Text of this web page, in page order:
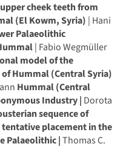
cheek teeth from
(El Kowm, Syria) | Hani
Palaeolithic
| Fabio Wegmüller
model of the
Hummal (Central Syria)
Hummal (Central
Industry | Dorota
sequence of
placement in the
Palaeolithic |Thomas C.